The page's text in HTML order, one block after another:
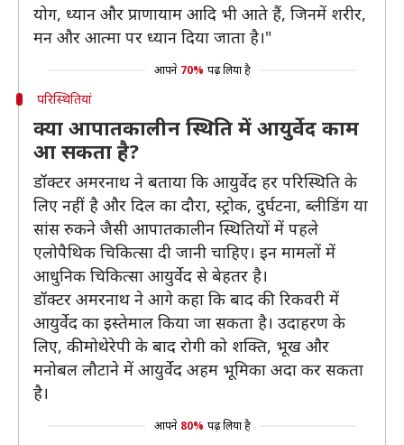
योग, ध्यान और प्राणायाम आदि भी आते हैं, जिनमें शरीर,
मन और आत्मा पर ध्यान दिया जाता है।"
आपने 70% पढ़ लिया है
परिस्थितियां
क्या आपातकालीन स्थिति में आयुर्वेद काम
आ सकता है?
डॉक्टर अमरनाथ ने बताया कि आयुर्वेद हर परिस्थिति के
लिए नहीं है और दिल का दौरा, स्ट्रोक, दुर्घटना, ब्लीडिंग या
सांस रुकने जैसी आपातकालीन स्थितियों में पहले
एलोपैथिक चिकित्सा दी जानी चाहिए। इन मामलों में
आधुनिक चिकित्सा आयुर्वेद से बेहतर है।
डॉक्टर अमरनाथ ने आगे कहा कि बाद की रिकवरी में
आयुर्वेद का इस्तेमाल किया जा सकता है। उदाहरण के
लिए, कीमोथेरेपी के बाद रोगी को शक्ति, भूख और
मनोबल लौटाने में आयुर्वेद अहम भूमिका अदा कर सकता
है।
आपने 80% पढ़ लिया है